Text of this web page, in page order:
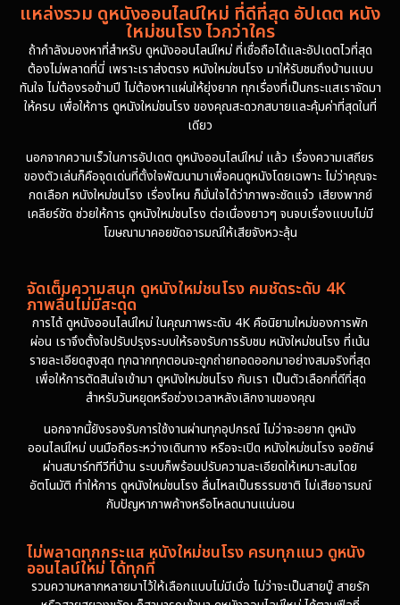
1986
1985
1981
1978
1974
แหล่งรวม ดูหนังออนไลน์ใหม่ ที่ดีที่สุด อัปเดต หนัง
ใหม่ชนโรง ไวกว่าใคร
ถ้ากำลังมองหาที่สำหรับ ดูหนังออนไลน์ใหม่ ที่เชื่อถือได้และอัปเดตไวที่สุด
ต้องไม่พลาดที่นี่ เพราะเราส่งตรง หนังใหม่ชนโรง มาให้รับชมถึงบ้านแบบ
ทันใจ ไม่ต้องรอข้ามปี ไม่ต้องหาแผ่นให้ยุ่งยาก ทุกเรื่องที่เป็นกระแสเราจัดมา
ให้ครบ เพื่อให้การ ดูหนังใหม่ชนโรง ของคุณสะดวกสบายและคุ้มค่าที่สุดในที่
เดียว
นอกจากความเร็วในการอัปเดต ดูหนังออนไลน์ใหม่ แล้ว เรื่องความเสถียร
ของตัวเล่นก็คือจุดเด่นที่ตั้งใจพัฒนามาเพื่อคนดูหนังโดยเฉพาะ ไม่ว่าคุณจะ
กดเลือก หนังใหม่ชนโรง เรื่องไหน ก็มั่นใจได้ว่าภาพจะชัดแจ๋ว เสียงพากย์
เคลียร์ชัด ช่วยให้การ ดูหนังใหม่ชนโรง ต่อเนื่องยาวๆ จนจบเรื่องแบบไม่มี
โฆษณามาคอยขัดอารมณ์ให้เสียจังหวะลุ้น
จัดเต็มความสนุก ดูหนังใหม่ชนโรง คมชัดระดับ 4K
ภาพลื่นไม่มีสะดุด
การได้ ดูหนังออนไลน์ใหม่ ในคุณภาพระดับ 4K คือนิยามใหม่ของการพัก
ผ่อน เราจึงตั้งใจปรับปรุงระบบให้รองรับการรับชม หนังใหม่ชนโรง ที่เน้น
รายละเอียดสูงสุด ทุกฉากทุกตอนจะถูกถ่ายทอดออกมาอย่างสมจริงที่สุด
เพื่อให้การตัดสินใจเข้ามา ดูหนังใหม่ชนโรง กับเรา เป็นตัวเลือกที่ดีที่สุด
สำหรับวันหยุดหรือช่วงเวลาหลังเลิกงานของคุณ
นอกจากนี้ยังรองรับการใช้งานผ่านทุกอุปกรณ์ ไม่ว่าจะอยาก ดูหนัง
ออนไลน์ใหม่ บนมือถือระหว่างเดินทาง หรือจะเปิด หนังใหม่ชนโรง จอยักษ์
ผ่านสมาร์ททีวีที่บ้าน ระบบก็พร้อมปรับความละเอียดให้เหมาะสมโดย
อัตโนมัติ ทำให้การ ดูหนังใหม่ชนโรง ลื่นไหลเป็นธรรมชาติ ไม่เสียอารมณ์
กับปัญหาภาพค้างหรือโหลดนานแน่นอน
ไม่พลาดทุกกระแส หนังใหม่ชนโรง ครบทุกแนว ดูหนัง
ออนไลน์ใหม่ ได้ทุกที่
รวมความหลากหลายมาไว้ให้เลือกแบบไม่มีเบื่อ ไม่ว่าจะเป็นสายบู๊ สายรัก